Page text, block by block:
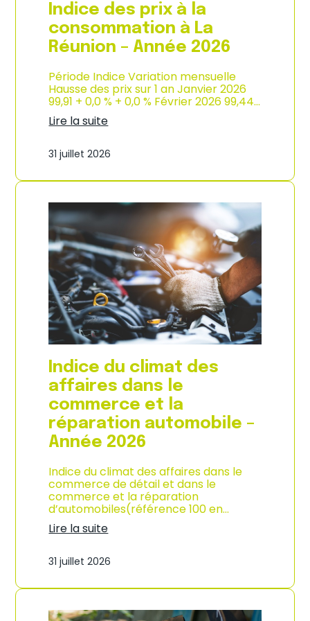
2
0
2
6
Indice des prix à la
consommation à La
Réunion – Année 2026
Période Indice Variation mensuelle
Hausse des prix sur 1 an Janvier 2026
99,91 + 0,0 % + 0,0 % Février 2026 99,44…
Lire la suite
n
i
e
e
s
p
r
i
x
à
l
a
c
o
n
s
o
m
m
a
t
o
n
à
L
R
u
n
o
n
31 juillet 2026
Indice du climat des
affaires dans le
commerce et la
réparation automobile –
Année 2026
Indice du climat des affaires dans le
commerce de détail et dans le
commerce et la réparation
d’automobiles(référence 100 en…
Lire la suite
n
i
e
31 juillet 2026